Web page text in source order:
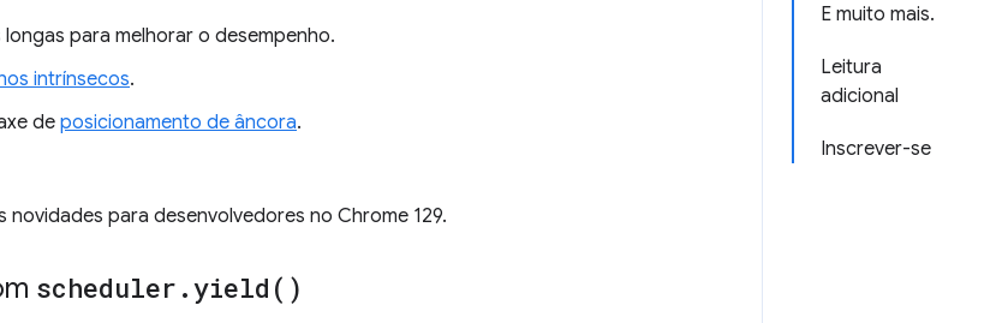
E muito mais.
Leitura
adicional
Inscrever-se
para melhorar o desempenho.
intrínsecos.
deposicionamento de âncora.
novidades para desenvolvedores no Chrome 129.
scheduler .yield( )